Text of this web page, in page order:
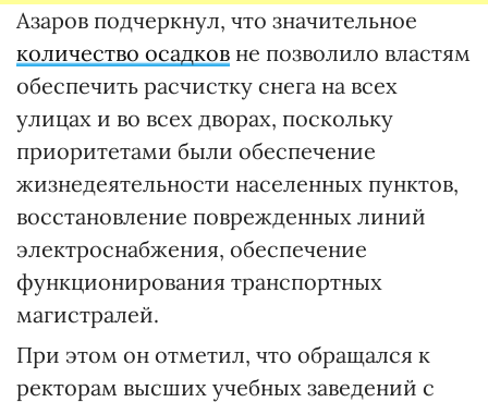
Азаров подчеркнул, что значительное
количество осадков не позволило властям
обеспечить расчистку снега на всех
улицах и во всех дворах, поскольку
приоритетами были обеспечение
жизнедеятельности населенных пунктов,
восстановление поврежденных линий
электроснабжения, обеспечение
функционирования транспортных
магистралей.
При этом он отметил, что обращался к
ректорам высших учебных заведений с